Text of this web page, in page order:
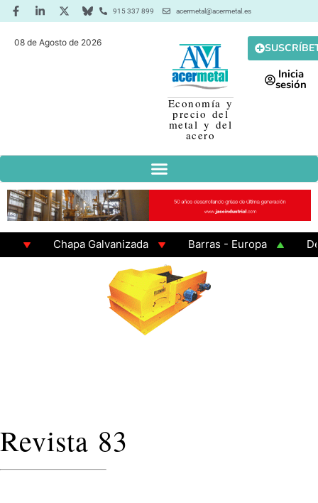
915 337 899 acermetal@acermetal.es
08 de Agosto de 2026
Economía y
precio del
metal y del
acero
Inicia
sesión
Chapa Galvanizada Barras - Europa
GAMA 3 - Cuadrados 200x200x8
Revista 83